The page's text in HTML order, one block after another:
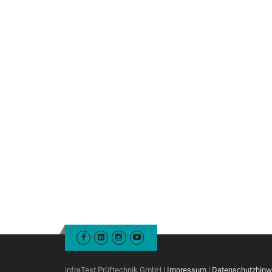
infraTest Prüftechnik GmbH | Impressum |